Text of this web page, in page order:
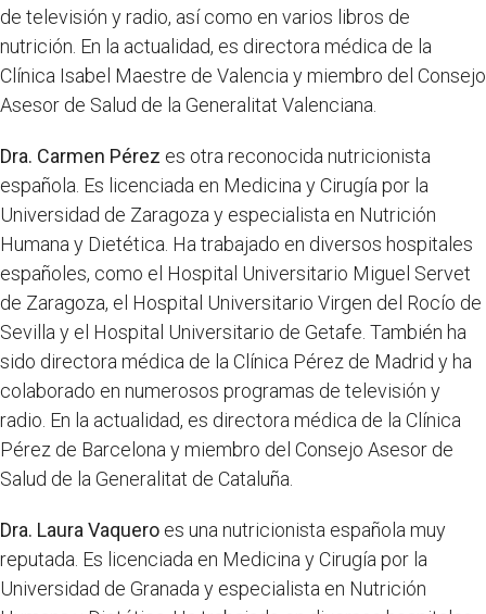
de televisión y radio, así como en varios libros de
nutrición. En la actualidad, es directora médica de la
Clínica Isabel Maestre de Valencia y miembro del Consejo
Asesor de Salud de la Generalitat Valenciana.
Dra. Carmen Pérez es otra reconocida nutricionista
española. Es licenciada en Medicina y Cirugía por la
Universidad de Zaragoza y especialista en Nutrición
Humana y Dietética. Ha trabajado en diversos hospitales
españoles, como el Hospital Universitario Miguel Servet
de Zaragoza, el Hospital Universitario Virgen del Rocío de
Sevilla y el Hospital Universitario de Getafe. También ha
sido directora médica de la Clínica Pérez de Madrid y ha
colaborado en numerosos programas de televisión y
radio. En la actualidad, es directora médica de la Clínica
Pérez de Barcelona y miembro del Consejo Asesor de
Salud de la Generalitat de Cataluña.
Dra. Laura Vaquero es una nutricionista española muy
reputada. Es licenciada en Medicina y Cirugía por la
Universidad de Granada y especialista en Nutrición